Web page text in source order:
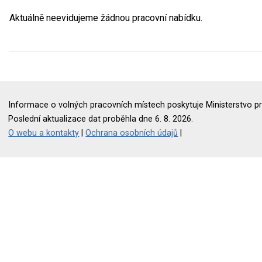
Aktuálně neevidujeme žádnou pracovní nabídku.
Informace o volných pracovních místech poskytuje Ministerstvo
Poslední aktualizace dat proběhla dne 6. 8. 2026.
O webu a kontakty |Ochrana osobních údajů